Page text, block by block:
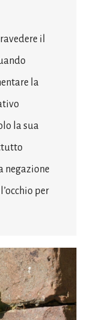
il
la
la sua
negazione
per